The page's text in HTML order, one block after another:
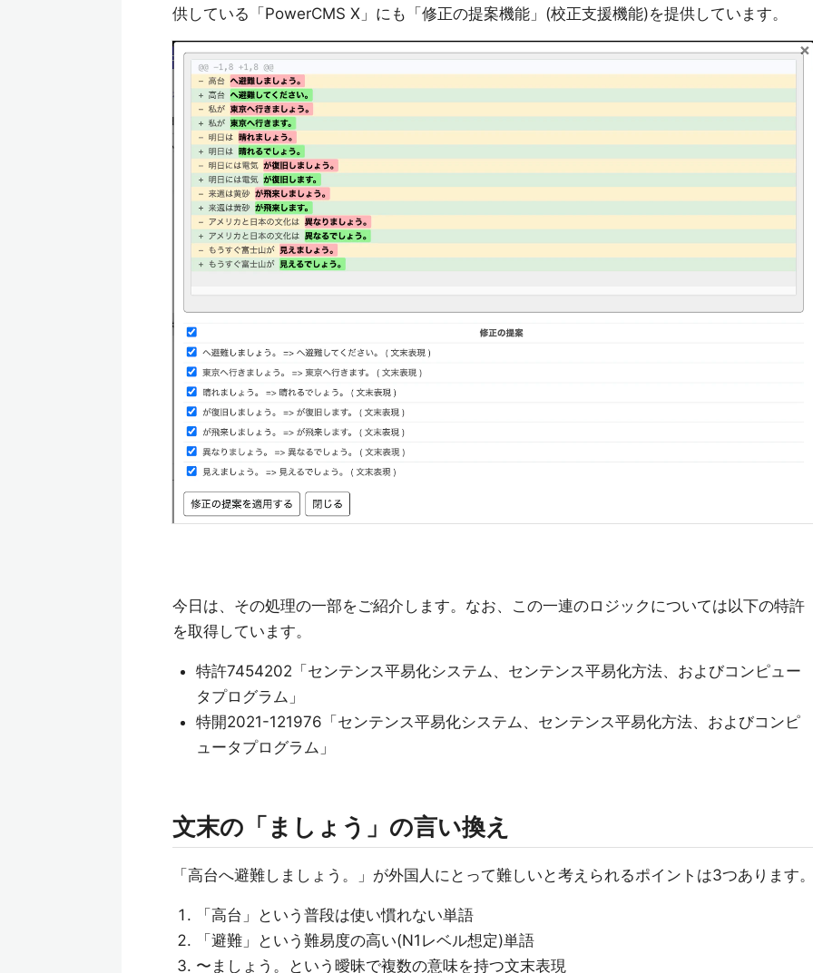
供している「PowerCMS X」にも「修正の提案機能」(校正支援機能)を提供しています。
今日は、その処理の一部をご紹介します。なお、この一連のロジックについては以下の特許
を取得しています。
特許7454202「センテンス平易化システム、センテンス平易化方法、およびコンピュー
タプログラム」
特開2021-121976「センテンス平易化システム、センテンス平易化方法、およびコンピ
ュータプログラム」
文末の「ましょう」の言い換え
「高台へ避難しましょう。」が外国人にとって難しいと考えられるポイントは3つあります
「高台」という普段は使い慣れない単語
「避難」という難易度の高い(N1レベル想定)単語
〜ましょう。という曖昧で複数の意味を持つ文末表現